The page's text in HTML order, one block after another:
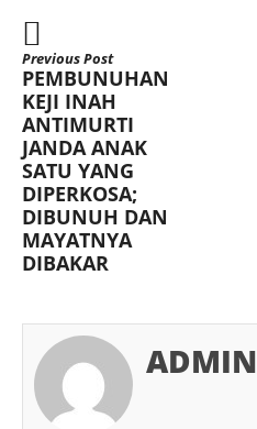
Previous Post
PEMBUNUHAN
KEJI INAH
ANTIMURTI
JANDA ANAK
SATU YANG
DIPERKOSA;
DIBUNUH DAN
MAYATNYA
DIBAKAR
ADMIN